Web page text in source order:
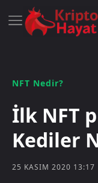
NFT Nedir?
İlk NFT
Kediler
25 KASIM 2020 13:17